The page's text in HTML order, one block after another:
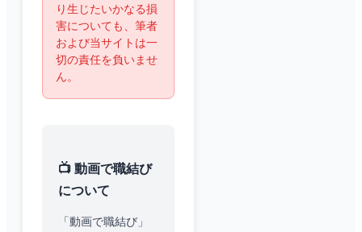
り生じたいかなる損
害についても、筆者
および当サイトは一
切の責任を負いませ
ん。
📺 動画で職結び
について
「動画で職結び」